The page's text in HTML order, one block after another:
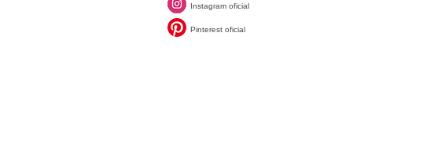
Instagram oficial
Pinterest oficial